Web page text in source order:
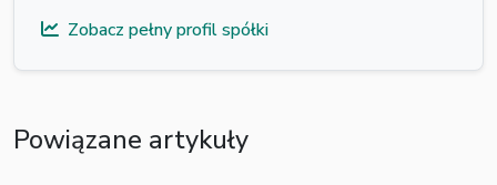
Zobacz pełny profil spółki
Powiązane artykuły